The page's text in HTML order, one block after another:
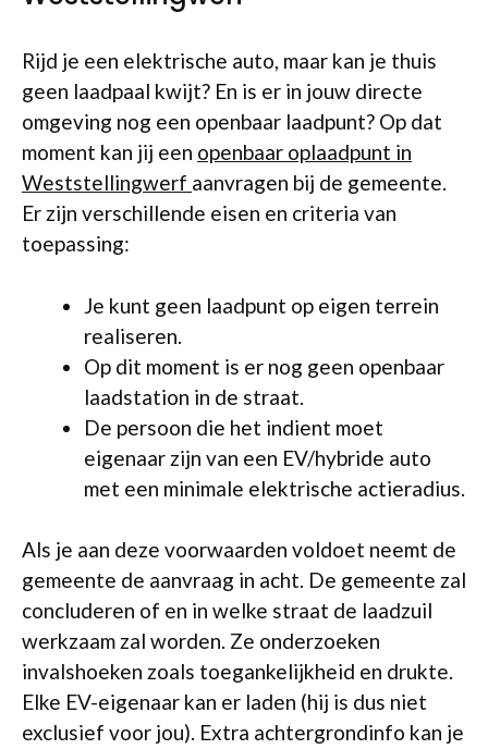
Rijd je een elektrische auto, maar kan je thuis
geen laadpaal kwijt? En is er in jouw directe
omgeving nog een openbaar laadpunt? Op dat
moment kan jij een openbaar oplaadpunt in
Weststellingwerf aanvragen bij de gemeente.
Er zijn verschillende eisen en criteria van
toepassing:
Je kunt geen laadpunt op eigen terrein
realiseren.
Op dit moment is er nog geen openbaar
laadstation in de straat.
De persoon die het indient moet
eigenaar zijn van een EV/hybride auto
met een minimale elektrische actieradius.
Als je aan deze voorwaarden voldoet neemt de
gemeente de aanvraag in acht. De gemeente zal
concluderen of en in welke straat de laadzuil
werkzaam zal worden. Ze onderzoeken
invalshoeken zoals toegankelijkheid en drukte.
Elke EV-eigenaar kan er laden (hij is dus niet
exclusief voor jou). Extra achtergrondinfo kan je